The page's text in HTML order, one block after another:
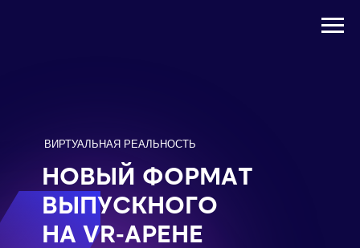
ВИРТУАЛЬНАЯ РЕАЛЬНОСТЬ
НОВЫЙ ФОРМАТ
ВЫПУСКНОГО
НА VR-АРЕНЕ